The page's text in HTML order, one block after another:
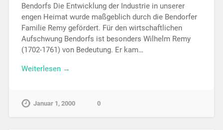
Bendorfs Die Entwicklung der Industrie in unserer
engen Heimat wurde maßgeblich durch die Bendorfer
Familie Remy gefördert. Für den wirtschaftlichen
Aufschwung Bendorfs ist besonders Wilhelm Remy
(1702-1761) von Bedeutung. Er kam…
Weiterlesen →
Januar 1, 2000 0